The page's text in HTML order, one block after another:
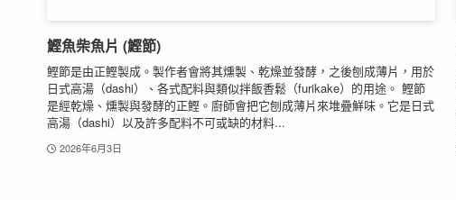
鰹魚柴魚片 (鰹節)
鰹節是由正鰹製成。製作者會將其燻製、乾燥並發酵，之後刨成薄片，用於
日式高湯（dashi）、各式配料與類似拌飯香鬆（furikake）的用途。 鰹節
是經乾燥、燻製與發酵的正鰹。廚師會把它刨成薄片來堆疊鮮味。它是日式
高湯（dashi）以及許多配料不可或缺的材料...
2026年6月3日